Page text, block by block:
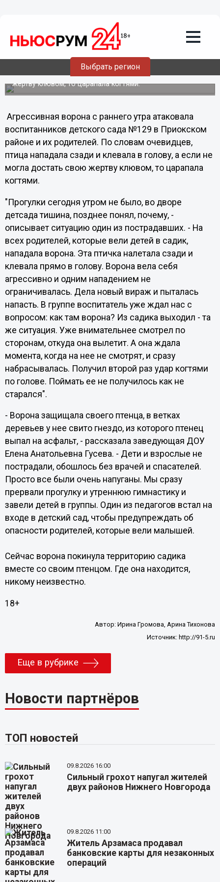
Выбрать регион
Агрессивная ворона атаковала детский
сад в Нижнем Новгороде
Агрессивная ворона с раннего утра атаковала
воспитанников детского сада №129 в Приокском районе
и их родителей. По словам очевидцев, птица нападала
сзади и клевала в голову, а если не могла достать свою
жертву клювом, то царапала когтями.
Агрессивная ворона с раннего утра атаковала
воспитанников детского сада №129 в Приокском
районе и их родителей. По словам очевидцев,
птица нападала сзади и клевала в голову, а если не
могла достать свою жертву клювом, то царапала
когтями.
"Прогулки сегодня утром не было, во дворе
детсада тишина, позднее понял, почему, -
описывает ситуацию один из пострадавших. - На
всех родителей, которые вели детей в садик,
нападала ворона. Эта птичка налетала сзади и
клевала прямо в голову. Ворона вела себя
агрессивно и одним нападением не
ограничивалась. Дела новый вираж и пыталась
напасть. В группе воспитатель уже ждал нас с
вопросом: как там ворона? Из садика выходил - та
же ситуация. Уже внимательнее смотрел по
сторонам, откуда она вылетит. А она ждала
момента, когда на нее не смотрят, и сразу
набрасывалась. Получил второй раз удар когтями
по голове. Поймать ее не получилось как не
старался".
- Ворона защищала своего птенца, в ветках
деревьев у нее свито гнездо, из которого птенец
выпал на асфальт, - рассказала заведующая ДОУ
Елена Анатольевна Гусева. - Дети и взрослые не
пострадали, обошлось без врачей и спасателей.
Просто все были очень напуганы. Мы сразу
прервали прогулку и утреннюю гимнастику и
завели детей в группы. Один из педагогов встал на
входе в детский сад, чтобы предупреждать об
опасности родителей, которые вели малышей.
Сейчас ворона покинула территорию садика
вместе со своим птенцом. Где она находится,
никому неизвестно.
18+
Автор:Ирина Громова, Арина Тихонова
Источник: http://91-5.ru
Еще в рубрике
Новости партнёров
ТОП новостей
09.8.2026 16:00
Сильный грохот напугал жителей
двух районов Нижнего Новгорода
09.8.2026 11:00
Житель Арзамаса продавал
банковские карты для незаконных
операций